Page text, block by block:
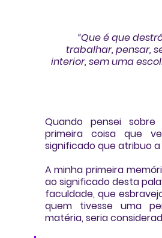
“Que é que
trabalhar, pensar,
interior, sem uma
Quando pensei
primeira coisa que
significado que atribuo
A minha primeira
ao significado desta
faculdade, que
quem tivesse uma
matéria, seria